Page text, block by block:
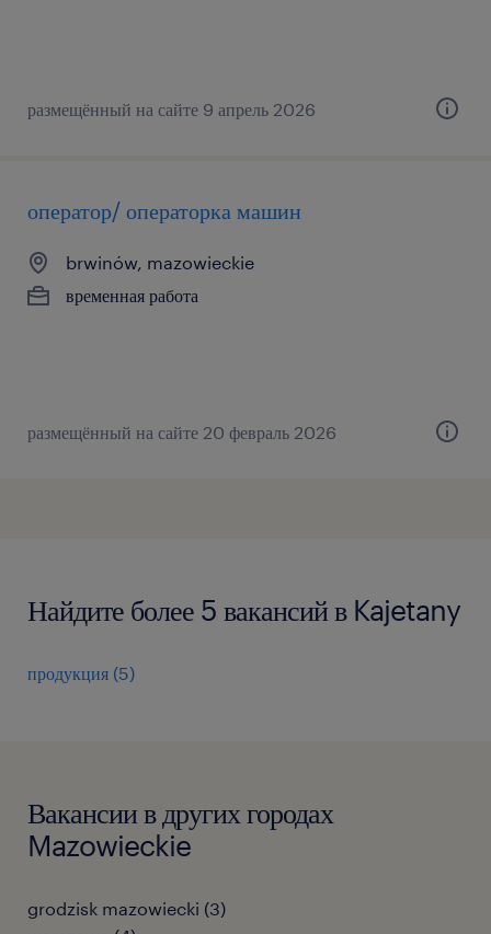
размещённый на сайте 9 апрель 2026
оператор/ операторка машин
brwinów, mazowieckie
временная работа
размещённый на сайте 20 февраль 2026
Найдите более 5 вакансий в Kajetany
продукция (5)
Вакансии в других городах
Mazowieckie
grodzisk mazowiecki (3)